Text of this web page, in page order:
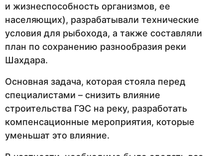
и жизнеспособность организмов, ее
населяющих), разрабатывали технические
условия для рыбохода, а также составляли
план по сохранению разнообразия реки
Шахдара.
Основная задача, которая стояла перед
специалистами – снизить влияние
строительства ГЭС на реку, разработать
компенсационные мероприятия, которые
уменьшат это влияние.